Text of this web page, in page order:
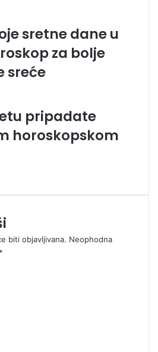
sretne dane u
za bolje
sreće
pripadate
horoskopskom
biti objavljivana. Neophodna
*